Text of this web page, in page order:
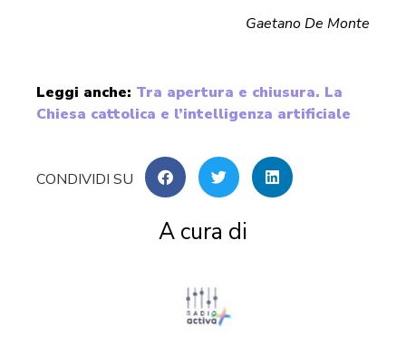
Gaetano De Monte
Leggi anche: Tra apertura e chiusura. La
Chiesa cattolica e l’intelligenza artificiale
A cura di